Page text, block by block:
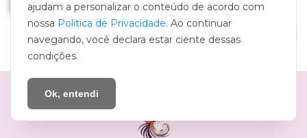
ajudam a personalizar o conteúdo de acordo com
nossa Politica de Privacidade. Ao continuar
navegando, você declara estar ciente dessas
condições.
Ok, entendi